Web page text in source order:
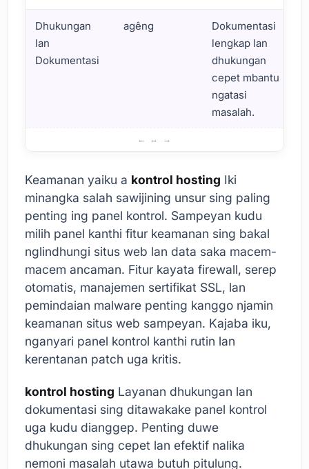
Dhukungan
lan
Dokumentasi
agêng
Dokumentasi
lengkap lan
dhukungan
cepet mbantu
ngatasi
masalah.
Keamanan yaiku a kontrol hosting Iki
minangka salah sawijining unsur sing paling
penting ing panel kontrol. Sampeyan kudu
milih panel kanthi fitur keamanan sing bakal
nglindhungi situs web lan data saka macem-
macem ancaman. Fitur kayata firewall, serep
otomatis, manajemen sertifikat SSL, lan
pemindaian malware penting kanggo njamin
keamanan situs web sampeyan. Kajaba iku,
nganyari panel kontrol kanthi rutin lan
kerentanan patch uga kritis.
kontrol hosting Layanan dhukungan lan
dokumentasi sing ditawakake panel kontrol
uga kudu dianggep. Penting duwe
dhukungan sing cepet lan efektif nalika
nemoni masalah utawa butuh pitulung.